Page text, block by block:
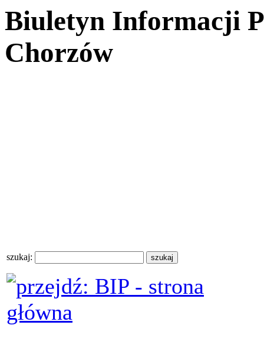
Biuletyn Informacji
Chorzów
szukaj: